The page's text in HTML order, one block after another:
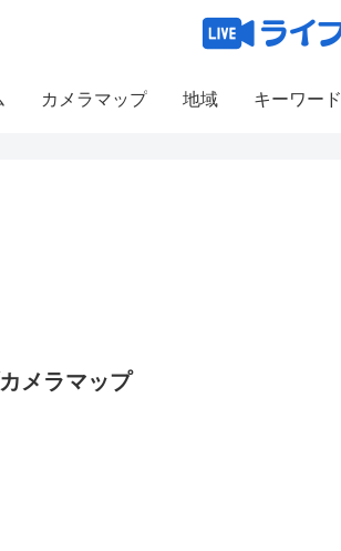
カメラマップ 地域 キーワード
メラマップ